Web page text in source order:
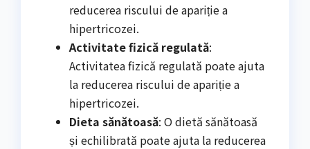
reducerea riscului de apariție a
hipertricozei.
Activitate fizică regulată:
Activitatea fizică regulată poate ajuta
la reducerea riscului de apariție a
hipertricozei.
Dieta sănătoasă: O dietă sănătoasă
și echilibrată poate ajuta la reducerea